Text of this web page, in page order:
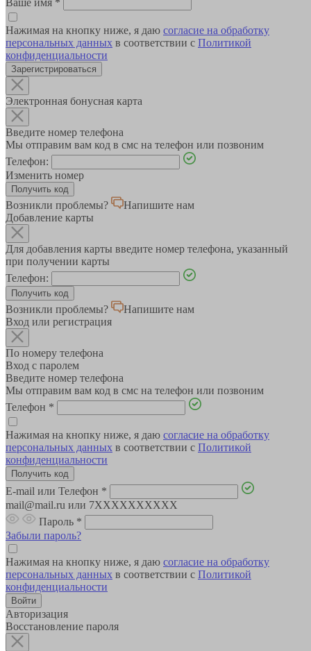
Ваше имя *
Нажимая на кнопку ниже, я даю согласие на обработку
персональных данных в соответствии с Политикой
конфиденциальности
Зарегистрироваться
Электронная бонусная карта
Введите номер телефона
Мы отправим вам код в смс на телефон или позвоним
Телефон:
Изменить номер
Возникли проблемы?
Напишите нам
Добавление карты
Для добавления карты введите номер телефона, указанный
при получении карты
Телефон:
Возникли проблемы?
Напишите нам
Вход или регистрация
По номеру телефона
Вход с паролем
Введите номер телефона
Мы отправим вам код в смс на телефон или позвоним
Телефон *
Нажимая на кнопку ниже, я даю согласие на обработку
персональных данных в соответствии с Политикой
конфиденциальности
E-mail или Телефон *
mail@mail.ru или 7XXXXXXXXXX
Пароль *
Забыли пароль?
Нажимая на кнопку ниже, я даю согласие на обработку
персональных данных в соответствии с Политикой
конфиденциальности
Авторизация
Восстановление пароля